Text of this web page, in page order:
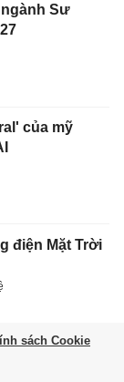
Sư
của mỹ
điện Mặt Trời
diễn viên
sách Cookie